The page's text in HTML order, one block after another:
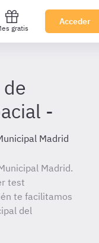
gratis
Acceder
-
Madrid
Madrid.
test
te facilitamos
del